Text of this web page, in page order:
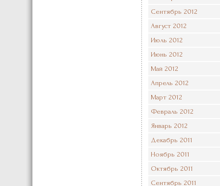
Сентябрь 2012
Август 2012
Июль 2012
Июнь 2012
Май 2012
Апрель 2012
Март 2012
Февраль 2012
Январь 2012
Декабрь 2011
Ноябрь 2011
Октябрь 2011
Сентябрь 2011